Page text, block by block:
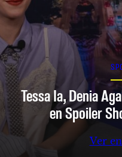
Tessa Ia, Denia
en Spoiler
Ver